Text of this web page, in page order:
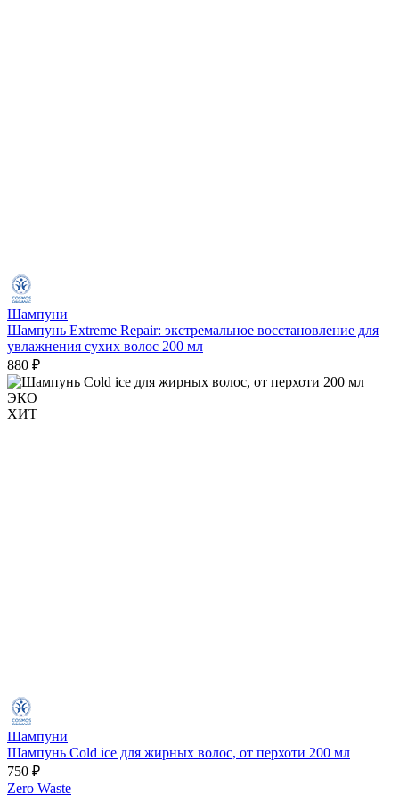
Шампуни
Шампунь Extreme Repair: экстремальное восстановление для
увлажнения сухих волос 200 мл
880 ₽
ЭКО
ХИТ
Шампуни
Шампунь Cold ice для жирных волос, от перхоти 200 мл
750 ₽
Zero Waste